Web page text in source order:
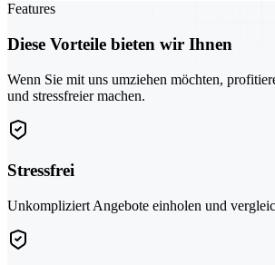
Features
Diese Vorteile bieten wir Ihnen
Wenn Sie mit uns umziehen möchten,
und stressfreier machen.
Stressfrei
Unkompliziert Angebote einholen und